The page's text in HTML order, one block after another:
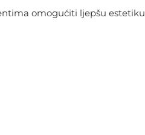
omogućiti ljepšu estetiku